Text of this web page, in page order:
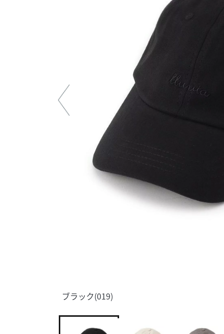
ブラック(019)